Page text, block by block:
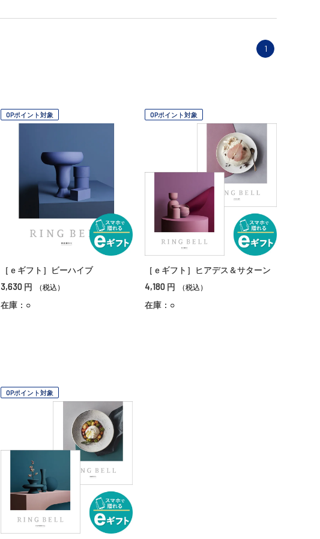
1
OPポイント対象
［ｅギフト］ビーハイブ
3,630 円 （税込）
在庫：○
OPポイント対象
［ｅギフト］ヒアデス＆サターン
4,180 円 （税込）
在庫：○
OPポイント対象